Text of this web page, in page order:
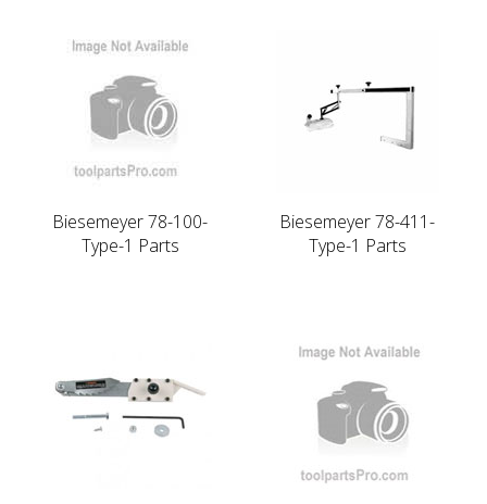
Biesemeyer 78-100-
Type-1 Parts
Biesemeyer 78-411-
Type-1 Parts